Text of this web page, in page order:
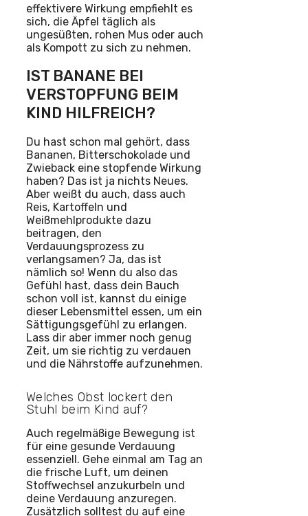
effektivere Wirkung empfiehlt es
sich, die Äpfel täglich als
ungesüßten, rohen Mus oder auch
als Kompott zu sich zu nehmen.
IST BANANE BEI
VERSTOPFUNG BEIM
KIND HILFREICH?
Du hast schon mal gehört, dass
Bananen, Bitterschokolade und
Zwieback eine stopfende Wirkung
haben? Das ist ja nichts Neues.
Aber weißt du auch, dass auch
Reis, Kartoffeln und
Weißmehlprodukte dazu
beitragen, den
Verdauungsprozess zu
verlangsamen? Ja, das ist
nämlich so! Wenn du also das
Gefühl hast, dass dein Bauch
schon voll ist, kannst du einige
dieser Lebensmittel essen, um ein
Sättigungsgefühl zu erlangen.
Lass dir aber immer noch genug
Zeit, um sie richtig zu verdauen
und die Nährstoffe aufzunehmen.
Welches Obst lockert den
Stuhl beim Kind auf?
Auch regelmäßige Bewegung ist
für eine gesunde Verdauung
essenziell. Gehe einmal am Tag an
die frische Luft, um deinen
Stoffwechsel anzukurbeln und
deine Verdauung anzuregen.
Zusätzlich solltest du auf eine